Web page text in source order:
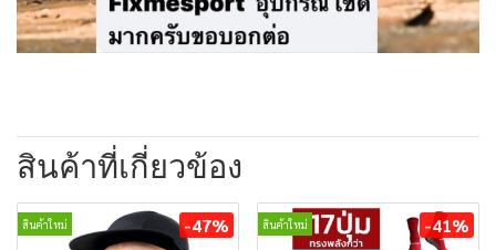
สินค้าที่เกี่ยวข้อง
สินค้าใหม่ -47% สินค้าใหม่ -41%